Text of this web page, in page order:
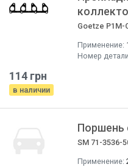
Goetze P1M-
Применение:
Номер
114 грн
в наличии
Поршень
SM 71-3536-
Применение: